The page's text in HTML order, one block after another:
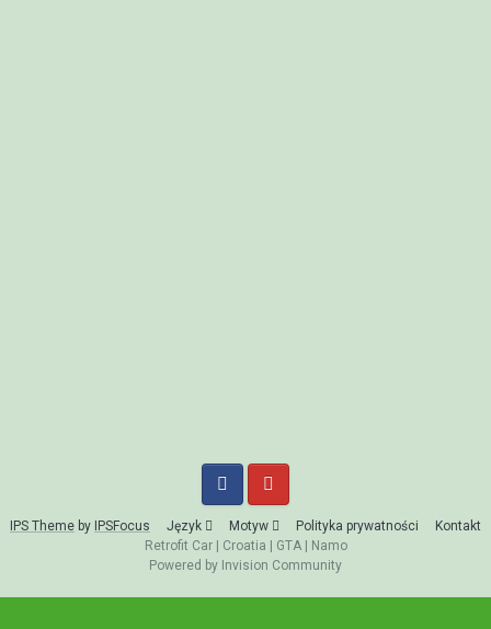
IPS Theme by IPSFocus Język Motyw Polityka prywatności
Kontakt
Retrofit Car| Croatia | GTA| Namo
Powered by Invision Community